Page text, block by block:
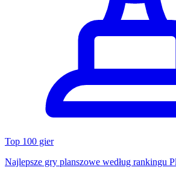
Top 100 gier
Najlepsze gry planszowe według rankingu